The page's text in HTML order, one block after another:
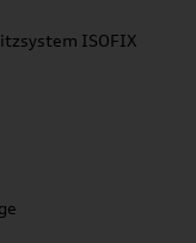
ISOFIX